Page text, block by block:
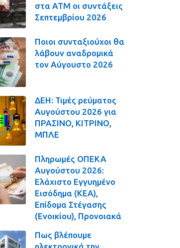
στα ΑΤΜ οι συντάξεις
Σεπτεμβρίου 2026
Ποιοι συνταξιούχοι θα
λάβουν αναδρομικά
τον Αύγουστο 2026
ΔΕΗ: Τιμές ρεύματος
Αυγούστου 2026 για
ΠΡΑΣΙΝΟ, ΚΙΤΡΙΝΟ,
ΜΠΛΕ
Πληρωμές ΟΠΕΚΑ
Αυγούστου 2026:
Ελάχιστο Εγγυημένο
Εισόδημα (ΚΕΑ),
Επίδομα Στέγασης
(Ενοικίου), Προνοιακά
Πως βλέπουμε